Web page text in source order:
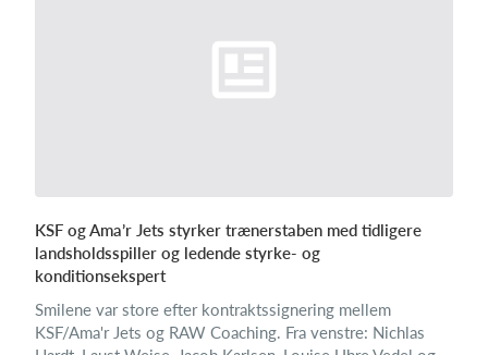
KSF og Ama’r Jets styrker trænerstaben med tidligere
landsholdsspiller og ledende styrke- og
konditionsekspert
Smilene var store efter kontraktssignering mellem
KSF/Ama'r Jets og RAW Coaching. Fra venstre: Nichlas